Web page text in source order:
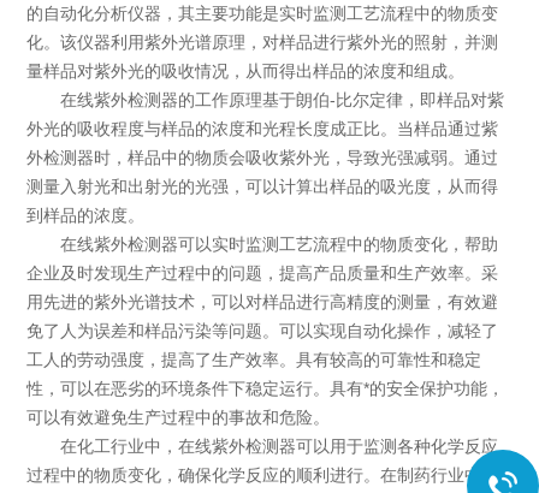
的自动化分析仪器，其主要功能是实时监测工艺流程中的物质变
化。该仪器利用紫外光谱原理，对样品进行紫外光的照射，并测
量样品对紫外光的吸收情况，从而得出样品的浓度和组成。
在线紫外检测器的工作原理基于朗伯-比尔定律，即样品对紫
外光的吸收程度与样品的浓度和光程长度成正比。当样品通过紫
外检测器时，样品中的物质会吸收紫外光，导致光强减弱。通过
测量入射光和出射光的光强，可以计算出样品的吸光度，从而得
到样品的浓度。
在线紫外检测器可以实时监测工艺流程中的物质变化，帮助
企业及时发现生产过程中的问题，提高产品质量和生产效率。采
用先进的紫外光谱技术，可以对样品进行高精度的测量，有效避
免了人为误差和样品污染等问题。可以实现自动化操作，减轻了
工人的劳动强度，提高了生产效率。具有较高的可靠性和稳定
性，可以在恶劣的环境条件下稳定运行。具有*的安全保护功能，
可以有效避免生产过程中的事故和危险。
在化工行业中，在线紫外检测器可以用于监测各种化学反应
过程中的物质变化，确保化学反应的顺利进行。在制药行业中可